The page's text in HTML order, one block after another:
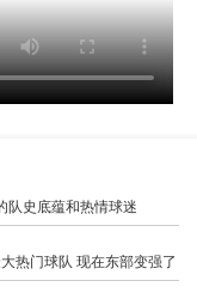
队史底蕴和热情球迷
热门球队 现在东部变强了